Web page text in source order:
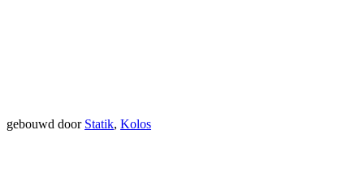
gebouwd door Statik, Kolos